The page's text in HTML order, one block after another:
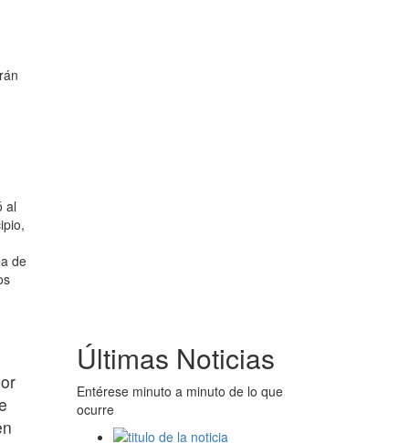
al
de
Últimas Noticias
Entérese minuto a minuto de lo que
ocurre